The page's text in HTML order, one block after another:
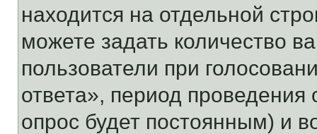
находится на отдельной
можете задать количество
пользователи при
ответа», период проведения
опрос будет постоянным) и